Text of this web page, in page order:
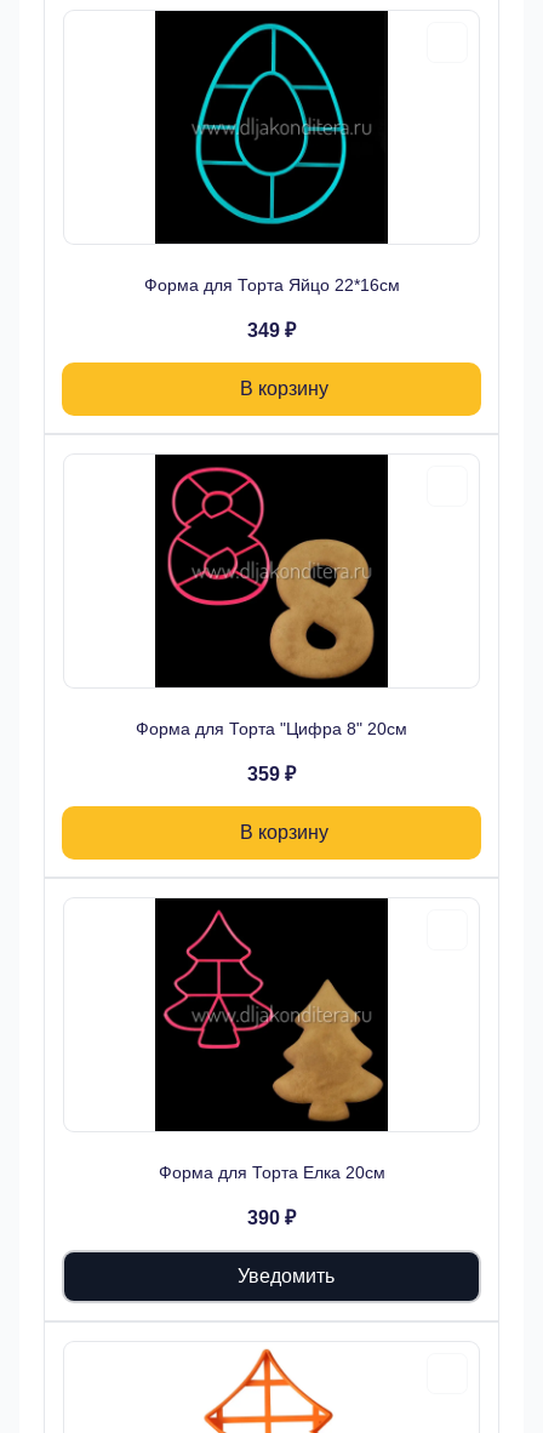
Форма для Торта Яйцо 22*16см
349 ₽
В корзину
Форма для Торта "Цифра 8" 20см
359 ₽
В корзину
Форма для Торта Елка 20см
390 ₽
Уведомить